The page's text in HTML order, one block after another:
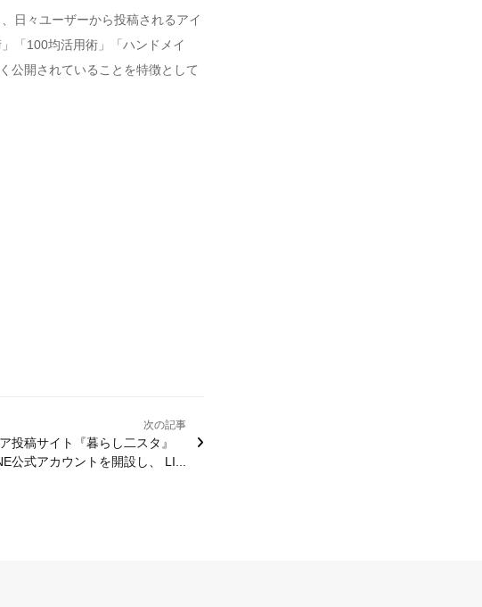
日々ユーザーから投稿されるアイ
「100均活用術」「ハンドメイ
公開されていることを特徴として
次の記事
投稿サイト『暮らし二スタ』
公式アカウントを開設し、 LI...